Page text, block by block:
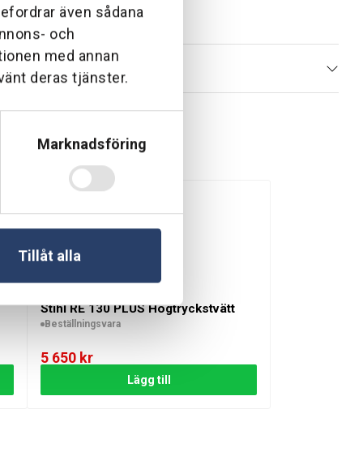
även sådana
och
med annan
deras tjänster.
Marknadsföring
Tillåt alla
design, smart förvaring och flexibla munstycken är
Stihl RE 130 PLUS Högtryckstvätt
Beställningsvara
5 650 kr
Lägg till